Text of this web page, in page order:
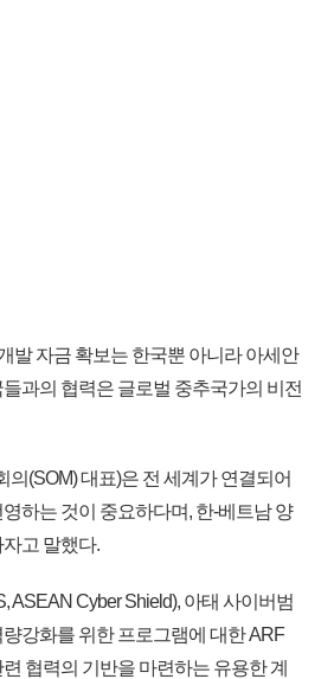
발 자금 확보는 한국뿐 아니라 아세안
과의 협력은 글로벌 중추국가의 비전
(SOM) 대표)은 전 세계가 연결되어
하는 것이 중요하다며, 한-베트남 양
고 말했다.
Cyber Shield), 아태 사이버범
강화를 위한 프로그램에 대한 ARF
협력의 기반을 마련하는 유용한 계